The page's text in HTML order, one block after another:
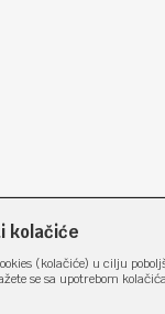
kolačiće
(kolačiće) u cilju
se sa upotrebom